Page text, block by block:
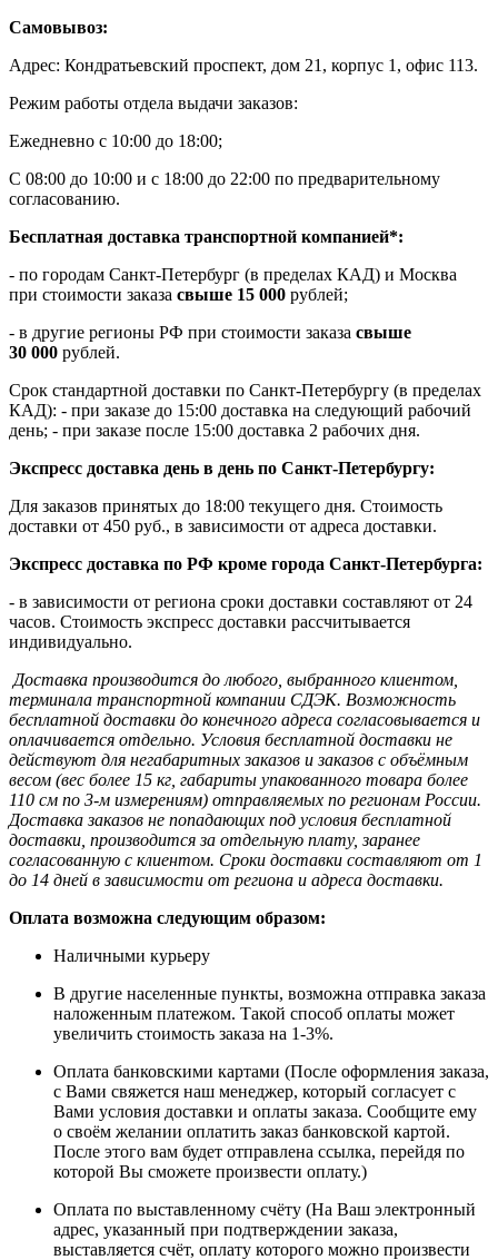
Самовывоз:
Адрес: Кондратьевский проспект, дом 21, корпус 1, офис 113.
Режим работы отдела выдачи заказов:
Ежедневно с 10:00 до 18:00;
С 08:00 до 10:00 и с 18:00 до 22:00 по предварительному
согласованию.
Бесплатная доставка транспортной компанией*:
- по городам Санкт-Петербург (в пределах КАД) и Москва
при стоимости заказа свыше 15 000 рублей;
- в другие регионы РФ при стоимости заказа свыше
30 000 рублей.
Срок стандартной доставки по Санкт-Петербургу (в пределах
КАД): - при заказе до 15:00 доставка на следующий рабочий
день; - при заказе после 15:00 доставка 2 рабочих дня.
Экспресс доставка день в день по Санкт-Петербургу:
Для заказов принятых до 18:00 текущего дня. Стоимость
доставки от 450 руб., в зависимости от адреса доставки.
Экспресс доставка по РФ кроме города Санкт-Петербурга:
- в зависимости от региона сроки доставки составляют от 24
часов. Стоимость экспресс доставки рассчитывается
индивидуально.
Доставка производится до любого, выбранного клиентом,
терминала транспортной компании СДЭК. Возможность
бесплатной доставки до конечного адреса согласовывается и
оплачивается отдельно. Условия бесплатной доставки не
действуют для негабаритных заказов и заказов с объёмным
весом (вес более 15 кг, габариты упакованного товара более
110 см по 3-м измерениям) отправляемых по регионам России.
Доставка заказов не попадающих под условия бесплатной
доставки, производится за отдельную плату, заранее
согласованную с клиентом. Сроки доставки составляют от 1
до 14 дней в зависимости от региона и адреса доставки.
Оплата возможна следующим образом:
Наличными курьеру
В другие населенные пункты, возможна отправка заказа
наложенным платежом. Такой способ оплаты может
увеличить стоимость заказа на 1-3%.
Оплата банковскими картами (После оформления заказа,
с Вами свяжется наш менеджер, который согласует с
Вами условия доставки и оплаты заказа. Сообщите ему
о своём желании оплатить заказ банковской картой.
После этого вам будет отправлена ссылка, перейдя по
которой Вы сможете произвести оплату.)
Оплата по выставленному счёту (На Ваш электронный
адрес, указанный при подтверждении заказа,
выставляется счёт, оплату которого можно произвести